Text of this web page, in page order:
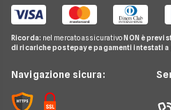
Reclami
Mappa del sito
Facile.it Club
Lavora in Facile.it
Notizie Assicurazioni
Consolidamento Debiti
Migliori Prestiti
Notizie Finanziamenti
Notizie Investimenti
Notizie Trading
Pompa di calore
Notizie Luce e gas
Offerte Internet Casa
Offerte Internet Mobile
Offerte Telefonia Mobile Partita Iva
Notizie Telefonia Mobile
Notizie TV a pagamento
Noleggio Lungo Termine Privati
Noleggio Lungo Termine Senza Anticipo
Noleggio Lungo Termine Auto Usate
Noleggio Lungo Termine Auto
Notizie noleggio
Ricorda: nel mercato assicurativo NON è
di ricariche postepay e pagamenti intestati
Navigazione sicura: